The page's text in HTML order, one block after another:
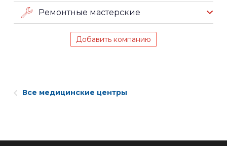
Ремонтные мастерские
Добавить компанию
Все медицинские центры